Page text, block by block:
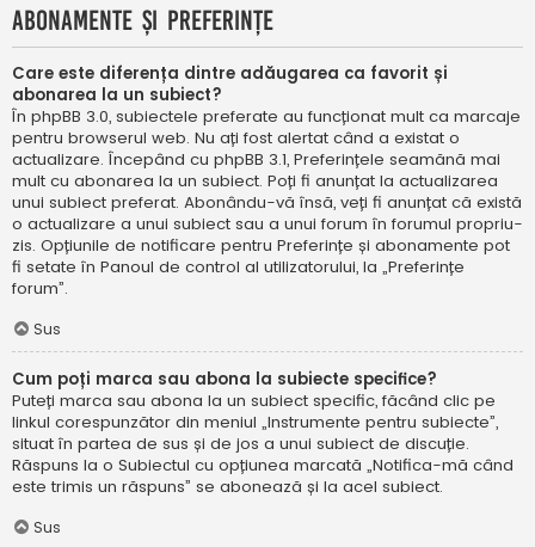
Abonamente și Preferințe
Care este diferența dintre adăugarea ca favorit și
abonarea la un subiect?
În phpBB 3.0, subiectele preferate au funcționat mult ca marcaje
pentru browserul web. Nu ați fost alertat când a existat o
actualizare. Începând cu phpBB 3.1, Preferințele seamănă mai
mult cu abonarea la un subiect. Poți fi anunțat la actualizarea
unui subiect preferat. Abonându-vă însă, veți fi anunțat că există
o actualizare a unui subiect sau a unui forum în forumul propriu-
zis. Opțiunile de notificare pentru Preferințe și abonamente pot
fi setate în Panoul de control al utilizatorului, la „Preferințe
forum”.
Sus
Cum poți marca sau abona la subiecte specifice?
Puteți marca sau abona la un subiect specific, făcând clic pe
linkul corespunzător din meniul „Instrumente pentru subiecte”,
situat în partea de sus și de jos a unui subiect de discuție.
Răspuns la o Subiectul cu opțiunea marcată „Notifica-mă când
este trimis un răspuns” se abonează și la acel subiect.
Sus